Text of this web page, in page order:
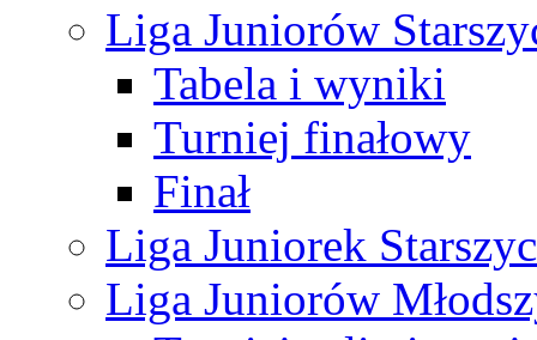
Liga Juniorów
Tabela i wyniki
Turniej finałowy
Finał
Liga Juniorek
Liga Juniorów